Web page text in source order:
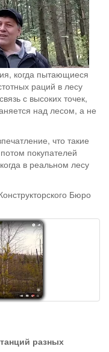
когда пытающиеся
раций в лесу
с высоких точек,
над лесом, а не
что такие
покупателей
в реальном лесу
Бюро
разных